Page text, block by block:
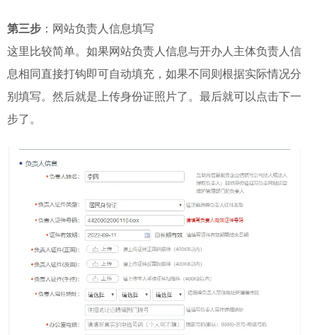
第三步 ：网站负责人信息填写
这里比较简单。如果网站负责人信息与开办人主体负责人信
息相同直接打钩即可自动填充，如果不同则根据实际情况分
别填写。然后就是上传身份证照片了。最后就可以点击下一
步了。